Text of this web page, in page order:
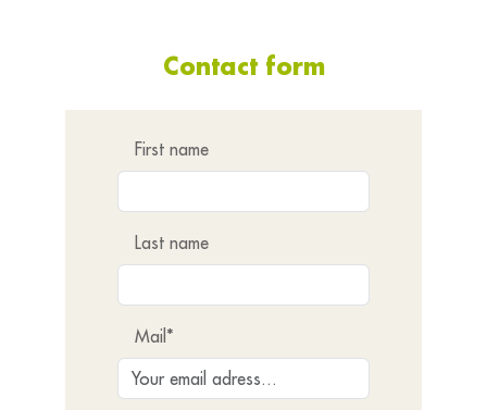
Contact form
First name
Last name
Mail*